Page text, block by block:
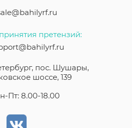
претензий:
пос. Шушары,
шоссе, 139
Пт: 8.00-18.00